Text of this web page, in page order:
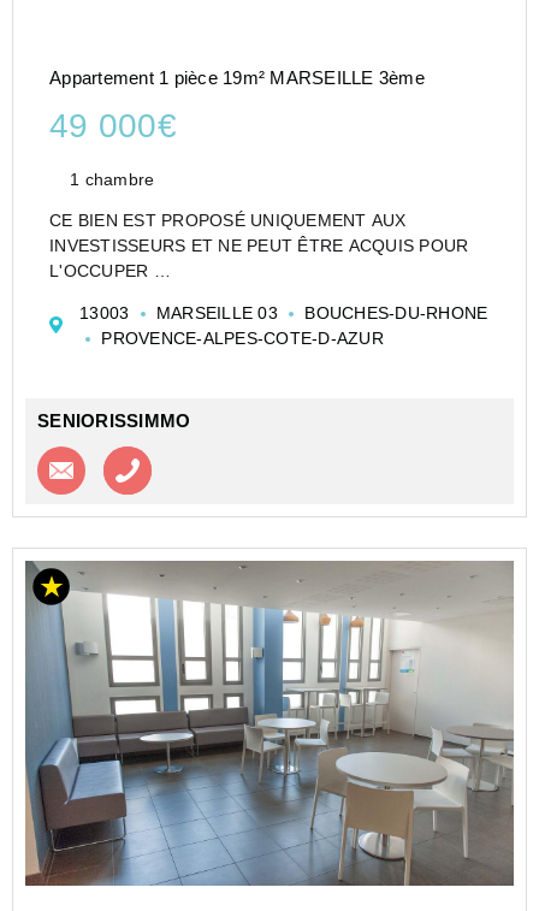
Appartement 1 pièce 19m² MARSEILLE 3ème
49 000€
1 chambre
CE BIEN EST PROPOSÉ UNIQUEMENT AUX
INVESTISSEURS ET NE PEUT ÊTRE ACQUIS POUR
L'OCCUPER
ÉTUDIANTE - LOT LMNP GÉRÉ PAR NEXITY STUDEA
- IDÉAL PREMIER INVESTISSEMENT
13003 MARSEILLE 03
BOUCHES-DU-RHONE
PROVENCE-ALPES-COTE-D-AZUR
SENIORISSIMMO
Contacter l'agence